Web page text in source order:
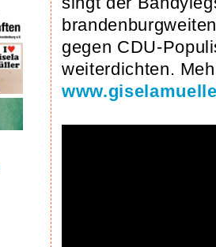
gegen CDU-
weiterdichten.